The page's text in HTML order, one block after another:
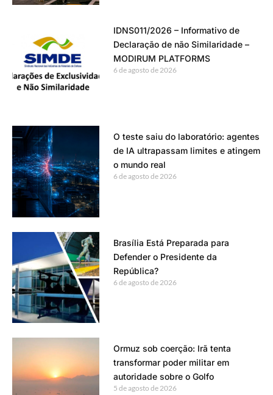
IDNS011/2026 – Informativo de
Declaração de não Similaridade –
MODIRUM PLATFORMS
6 de agosto de 2026
O teste saiu do laboratório: agentes
de IA ultrapassam limites e atingem
o mundo real
6 de agosto de 2026
Brasília Está Preparada para
Defender o Presidente da
República?
6 de agosto de 2026
Ormuz sob coerção: Irã tenta
transformar poder militar em
autoridade sobre o Golfo
5 de agosto de 2026